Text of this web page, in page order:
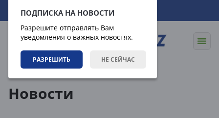
ПОДПИСКА НА НОВОСТИ
Разрешите отправлять Вам
уведомления о важных новостях.
РАЗРЕШИТЬ НЕ СЕЙЧАС
07.08.2026 16:12:15
Новости